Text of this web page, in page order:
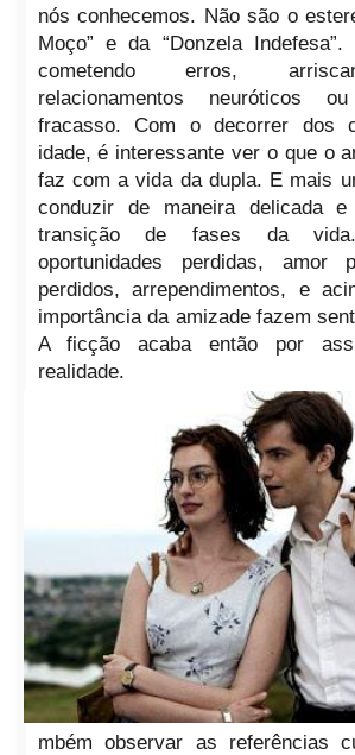
nós conhecemos. Não são o
Moço” e da “Donzela Indefesa”.
cometendo erros,
relacionamentos neuróticos
fracasso. Com o decorrer dos
idade, é interessante ver o que o
faz com a vida da dupla. E mais
conduzir de maneira delicada
transição de fases da
oportunidades perdidas, amor
perdidos, arrependimentos, e
importância da amizade fazem
A ficção acaba então por
realidade.
mbém observar as referências